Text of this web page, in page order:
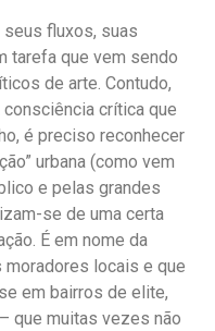
seus fluxos, suas
tarefa que vem sendo
de arte. Contudo,
crítica que
é preciso reconhecer
urbana (como vem
e pelas grandes
se de uma certa
É em nome da
locais e que
em bairros de elite,
que muitas vezes não